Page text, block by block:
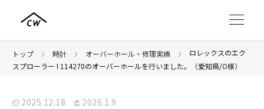
トップ 時計 オーバーホール・修理実績
ロレックスのエク
スプローラー I 114270のオーバーホールを行いました。（愛知県/O様）
2025.12.18 2026.1.9